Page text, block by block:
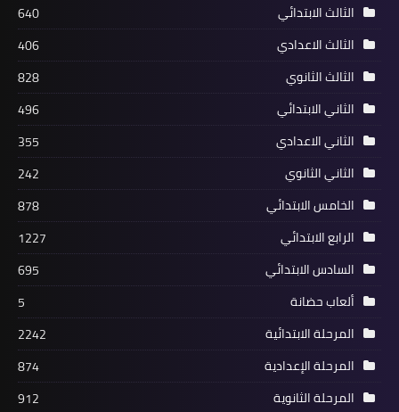
الثالث الابتدائي
640
الثالث الاعدادي
406
الثالث الثانوي
828
الثاني الابتدائي
496
الثاني الاعدادي
355
الثاني الثانوي
242
الخامس الابتدائي
878
الرابع الابتدائي
1227
السادس الابتدائي
695
ألعاب حضانة
5
المرحلة الابتدائية
2242
المرحلة الإعدادية
874
المرحلة الثانوية
912